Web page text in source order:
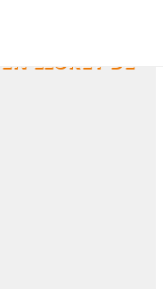
LLORET DE